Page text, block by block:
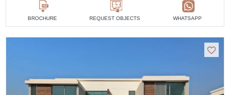
BROCHURE REQUEST OBJECTS WHATSAPP